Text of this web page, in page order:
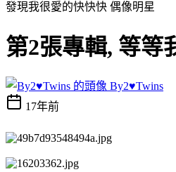
發現我很愛的快快快 偶像明星
第2張專輯, 等等
By2♥Twins
17年前